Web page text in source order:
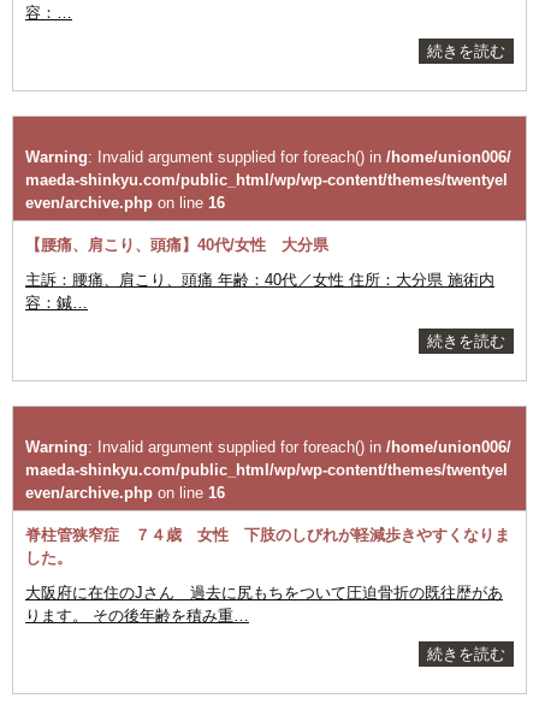
容：…
続きを読む
Warning: Invalid argument supplied for foreach() in /home/union006/
maeda-shinkyu.com/public_html/wp/wp-content/themes/twentyel
even/archive.php on line 16
【腰痛、肩こり、頭痛】40代/女性 大分県
主訴：腰痛、肩こり、頭痛 年齢：40代／女性 住所：大分県 施術内
容：鍼…
続きを読む
Warning: Invalid argument supplied for foreach() in /home/union006/
maeda-shinkyu.com/public_html/wp/wp-content/themes/twentyel
even/archive.php on line 16
脊柱管狭窄症 ７４歳 女性 下肢のしびれが軽減歩きやすくなりま
した。
大阪府に在住のJさん 過去に尻もちをついて圧迫骨折の既往歴があ
ります。 その後年齢を積み重…
続きを読む